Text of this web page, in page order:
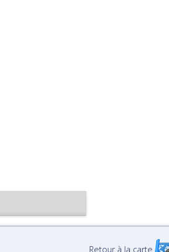
Retour à la carte